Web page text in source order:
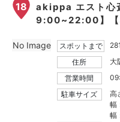
18
akippa エスト心
9:00~22:00】【
スポットまで
住所
大
営業時間
駐車サイズ
高
幅
幅
No Image